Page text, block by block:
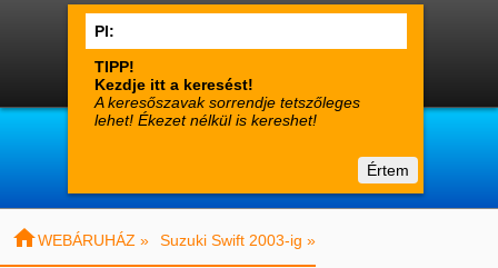
 suzuki-alkatreszek.hu
Kapcsolat
Értem
Termékek 
WEBÁRUHÁZ » Suzuki Swift 2003-ig »